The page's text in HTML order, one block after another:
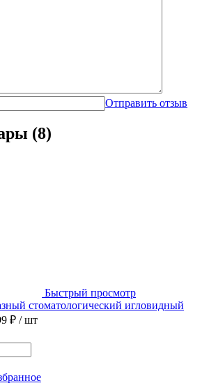
Отправить отзыв
(8)
Быстрый просмотр
стоматологический игловидный
₽ / шт